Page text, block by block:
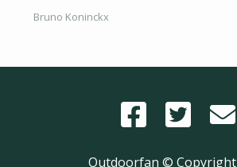
Bruno Koninckx
Outdoorfan © Copyright